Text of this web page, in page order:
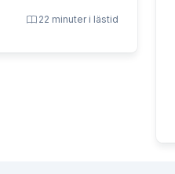
22 minuter i lästid